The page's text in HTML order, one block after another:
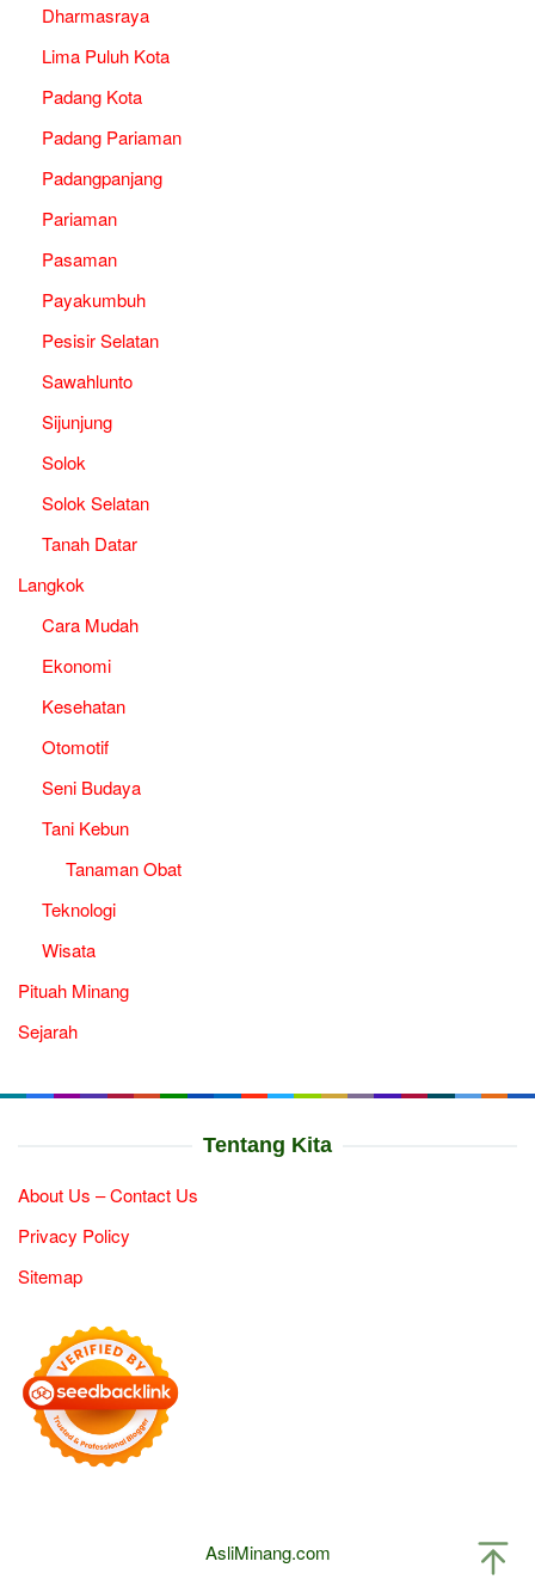
Dharmasraya
Lima Puluh Kota
Padang Kota
Padang Pariaman
Padangpanjang
Pariaman
Pasaman
Payakumbuh
Pesisir Selatan
Sawahlunto
Sijunjung
Solok
Solok Selatan
Tanah Datar
Langkok
Cara Mudah
Ekonomi
Kesehatan
Otomotif
Seni Budaya
Tani Kebun
Tanaman Obat
Teknologi
Wisata
Pituah Minang
Sejarah
Tentang Kita
About Us – Contact Us
Privacy Policy
Sitemap
AsliMinang.com